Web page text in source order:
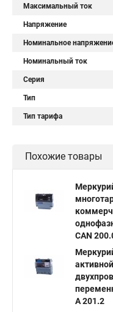
Максимальный ток
Напряжение
Номинальное
Номинальный ток
Серия
Тип
Тип тарифа
Похожие товары
CAN
А 201.2